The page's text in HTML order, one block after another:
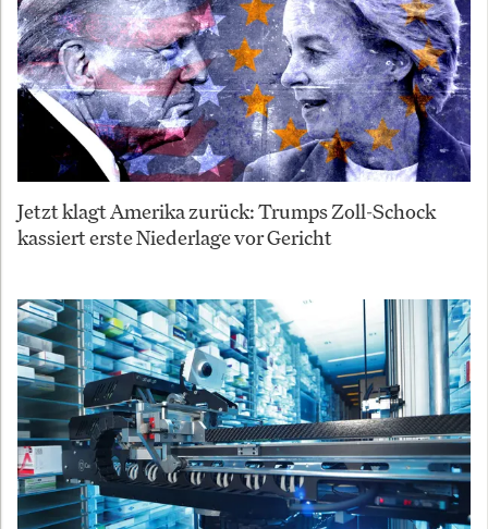
Jetzt klagt Amerika zurück: Trumps Zoll-Schock
kassiert erste Niederlage vor Gericht